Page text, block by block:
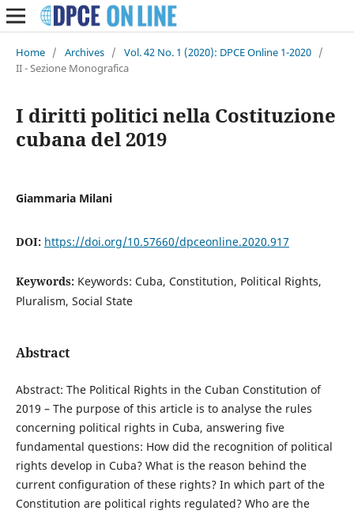
Home / Archives / Vol. 42 No. 1 (2020): DPCE Online 1-2020 /
II - Sezione Monografica
I diritti politici nella Costituzione
cubana del 2019
Giammaria Milani
DOI: https://doi.org/10.57660/dpceonline.2020.917
Keywords: Keywords: Cuba, Constitution, Political Rights,
Pluralism, Social State
Abstract
Abstract: The Political Rights in the Cuban Constitution of
2019 – The purpose of this article is to analyse the rules
concerning political rights in Cuba, answering five
fundamental questions: How did the recognition of political
rights develop in Cuba? What is the reason behind the
current configuration of these rights? In which part of the
Constitution are political rights regulated? Who are the